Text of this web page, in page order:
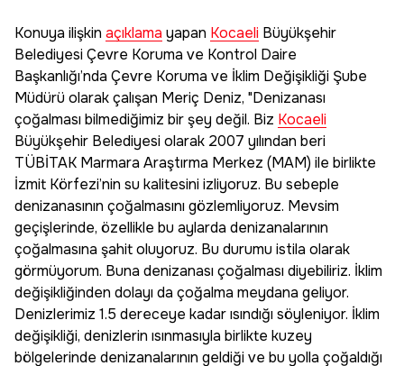
Konuya ilişkin açıklama yapan Kocaeli Büyükşehir
Belediyesi Çevre Koruma ve Kontrol Daire
Başkanlığı’nda Çevre Koruma ve İklim Değişikliği Şube
Müdürü olarak çalışan Meriç Deniz, "Denizanası
çoğalması bilmediğimiz bir şey değil. Biz Kocaeli
Büyükşehir Belediyesi olarak 2007 yılından beri
TÜBİTAK Marmara Araştırma Merkez (MAM) ile birlikte
İzmit Körfezi’nin su kalitesini izliyoruz. Bu sebeple
denizanasının çoğalmasını gözlemliyoruz. Mevsim
geçişlerinde, özellikle bu aylarda denizanalarının
çoğalmasına şahit oluyoruz. Bu durumu istila olarak
görmüyorum. Buna denizanası çoğalması diyebiliriz. İklim
değişikliğinden dolayı da çoğalma meydana geliyor.
Denizlerimiz 1.5 dereceye kadar ısındığı söyleniyor. İklim
değişikliği, denizlerin ısınmasıyla birlikte kuzey
bölgelerinde denizanalarının geldiği ve bu yolla çoğaldığı